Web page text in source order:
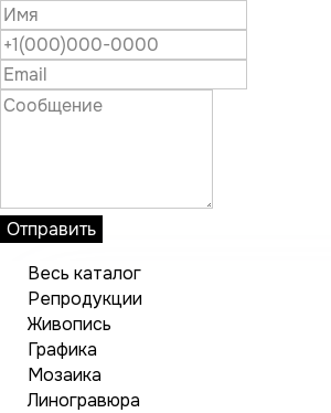
Отправить
Весь каталог
Репродукции
Живопись
Графика
Мозаика
Линогравюра